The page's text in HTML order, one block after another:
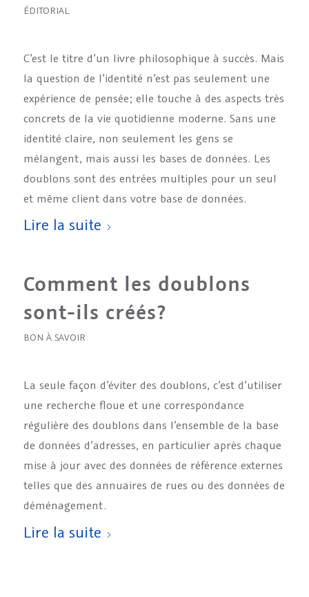
ÉDITORIAL
C’est le titre d’un livre philosophique à succès. Mais
la question de l’identité n’est pas seulement une
expérience de pensée; elle touche à des aspects très
concrets de la vie quotidienne moderne. Sans une
identité claire, non seulement les gens se
mélangent, mais aussi les bases de données. Les
doublons sont des entrées multiples pour un seul
et même client dans votre base de données.
Lire la suite
Comment les doublons
sont-ils créés?
BON À SAVOIR
La seule façon d’éviter des doublons, c’est d’utiliser
une recherche floue et une correspondance
régulière des doublons dans l’ensemble de la base
de données d’adresses, en particulier après chaque
mise à jour avec des données de référence externes
telles que des annuaires de rues ou des données de
déménagement.
Lire la suite